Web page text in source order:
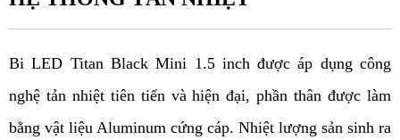
Bi LED Titan Black Mini 1.5 inch được áp dụng công
nghệ tản nhiệt tiên tiến và hiện đại, phần thân được làm
bằng vật liệu Aluminum cứng cáp. Nhiệt lượng sản sinh ra